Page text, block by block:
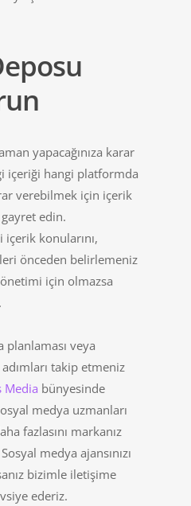
yapacağınıza karar
içeriği hangi platformda
verebilmek için içerik
edin.
içerik konularını,
önceden belirlemeniz
için olmazsa
planlaması veya
takip etmeniz
Media bünyesinde
medya uzmanları
fazlasını markanız
medya ajansınızı
bizimle iletişime
ederiz.